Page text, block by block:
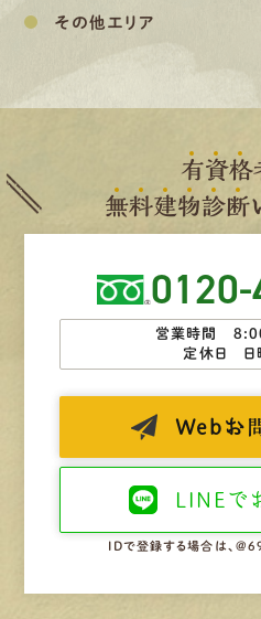
その他エリア
有資格
無料建物診断
営業時間
定休日 日
Web お
LINEで
IDで登録する場合は、